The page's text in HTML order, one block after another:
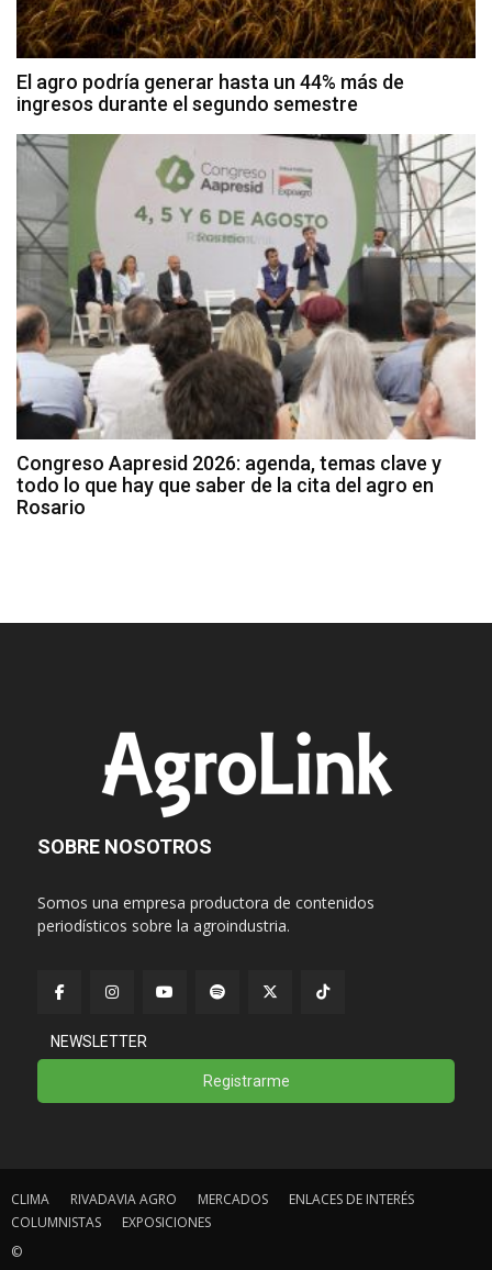
El agro podría generar hasta un 44% más de
ingresos durante el segundo semestre
Congreso Aapresid 2026: agenda, temas clave y
todo lo que hay que saber de la cita del agro en
Rosario
SOBRE NOSOTROS
Somos una empresa productora de contenidos
periodísticos sobre la agroindustria.
NEWSLETTER
Registrarme
CLIMA RIVADAVIA AGRO MERCADOS
ENLACES DE INTERÉS
COLUMNISTAS
EXPOSICIONES
©